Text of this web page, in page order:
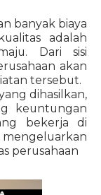
banyak biaya
adalah
Dari sisi
akan
tersebut.
dihasilkan,
keuntungan
bekerja di
perusahaan